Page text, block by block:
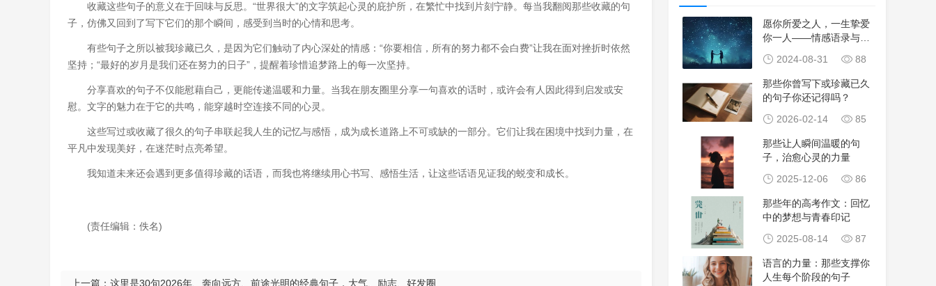
收藏这些句子的意义在于回味与反思。“世界很大”的文字筑起心灵的庇护所，在繁忙中找到片刻宁静。每当我翻阅那些收藏的句
子，仿佛又回到了写下它们的那个瞬间，感受到当时的心情和思考。
有些句子之所以被我珍藏已久，是因为它们触动了内心深处的情感：“你要相信，所有的努力都不会白费”让我在面对挫折时依然
坚持；“最好的岁月是我们还在努力的日子”，提醒着珍惜追梦路上的每一次坚持。
分享喜欢的句子不仅能慰藉自己，更能传递温暖和力量。当我在朋友圈里分享一句喜欢的话时，或许会有人因此得到启发或安
慰。文字的魅力在于它的共鸣，能穿越时空连接不同的心灵。
这些写过或收藏了很久的句子串联起我人生的记忆与感悟，成为成长道路上不可或缺的一部分。它们让我在困境中找到力量，在
平凡中发现美好，在迷茫时点亮希望。
我知道未来还会遇到更多值得珍藏的话语，而我也将继续用心书写、感悟生活，让这些话语见证我的蜕变和成长。
(责任编辑：佚名)
上一篇： 这里是30句2026年、奔向远方、前途光明的经典句子，大气、励志、好发圈
愿你所爱之人，一生挚爱
你一人——情感语录与爱
2024-08-31 88
那些你曾写下或珍藏已久
的句子你还记得吗？
2026-02-14
85
那些让人瞬间温暖的句
子，治愈心灵的力量
2025-12-06
86
那些年的高考作文：回忆
中的梦想与青春印记
2025-08-14
87
语言的力量：那些支撑你
人生每个阶段的句子